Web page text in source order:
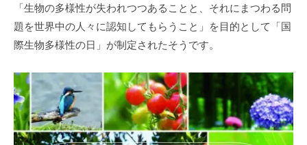
「⽣物の多様性が失われつつあることと、それにまつわる問
題を世界中の⼈々に認知してもらうこと」を⽬的として「国
際⽣物多様性の⽇」が制定されたそうです。